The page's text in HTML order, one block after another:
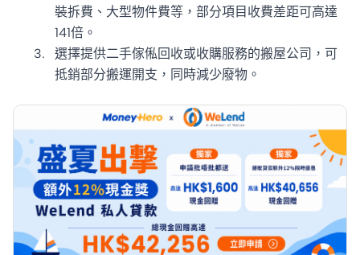
裝拆費、大型物件費等，部分項目收費差距可高達
141倍。
選擇提供二手傢俬回收或收購服務的搬屋公司，可
抵銷部分搬運開支，同時減少廢物。